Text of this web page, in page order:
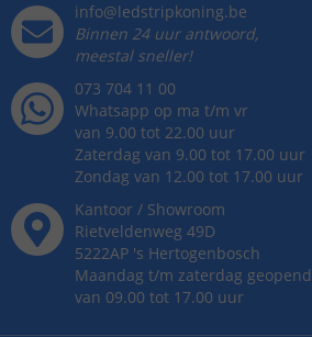
info@ledstripkoning.be
Binnen 24 uur antwoord,
meestal sneller!
073 704 11 00
Whatsapp op ma t/m vr
van 9.00 tot 22.00 uur
Zaterdag van 9.00 tot 17.00 uur
Zondag van 12.00 tot 17.00 uur
Kantoor / Showroom
Rietveldenweg 49D
5222AP 's Hertogenbosch
Maandag t/m zaterdag geopend
van 09.00 tot 17.00 uur